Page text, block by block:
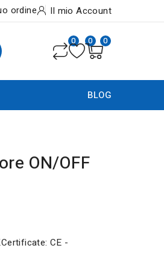
ordine Il mio Account
0 0 0
BLOG
ON/OFF
CE -